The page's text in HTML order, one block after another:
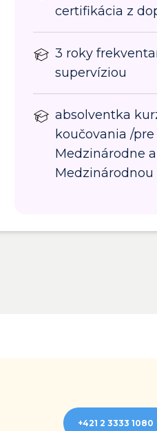
certifikácia z
3 roky
supervíziou
absolventka
koučovania /
Medzinárodne
Medzinárodnou
+421 2 3333 1080